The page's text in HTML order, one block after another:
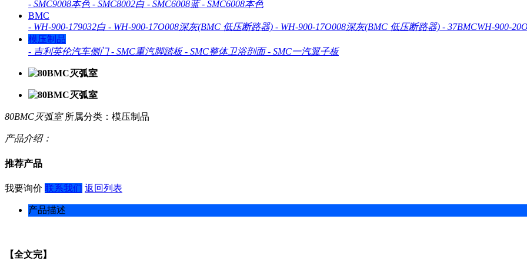
- SMC9008本色 - SMC8002白 - SMC6008蓝 - SMC6008本色
BMC
- WH-900-179032白 - WH-900-17O008深灰(BMC 低压断路器) - WH-900-17O008深灰(BMC 低压断路器) - 37BMCWH-900-
模压制品
- 吉利英伦汽车侧门 - SMC重汽脚踏板 - SMC整体卫浴剖面 - SMC一汽翼子板
80BMC灭弧室所属分类：模压制品
产品介绍：
推荐产品
我要询价 联系我们 返回列表
产品描述
【全文完】